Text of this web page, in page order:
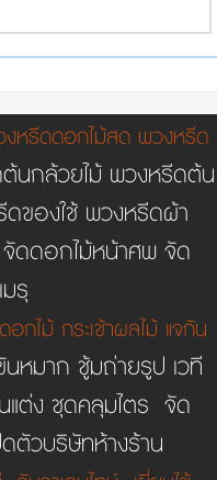
หรีดดอกไม้สด พวงหรีด
นกล้วยไม้ พวงหรีดต้น
ของใช้ พวงหรีดผ้า
ดอกไม้หน้าศพ จัด
รุ
อกไม้ กระเช้าผลไม้ แจกัน
หมาก ชู้มถ่ายรูป เวที
แต่ง ชุดคลุมไตร จัด
ตัวบริษัทห้างร้าน